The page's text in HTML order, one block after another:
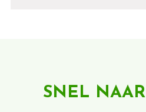
SNEL NAAR